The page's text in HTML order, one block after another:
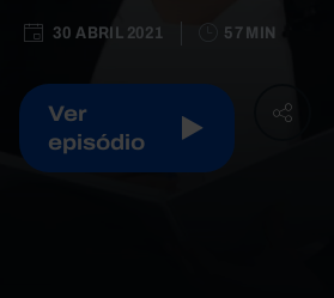
30 ABRIL 2021 57 MIN
Ver
episódio